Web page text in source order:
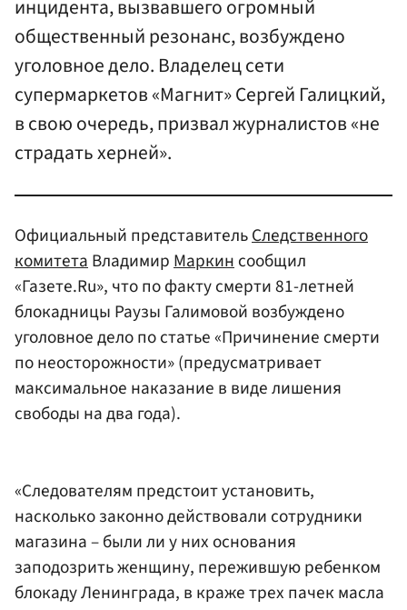
инцидента, вызвавшего огромный
общественный резонанс, возбуждено
уголовное дело. Владелец сети
супермаркетов «Магнит» Сергей Галицкий,
в свою очередь, призвал журналистов «не
страдать херней».
Официальный представительСледственного
комитетаВладимирМаркинсообщил
«Газете.Ru», что по факту смерти 81-летней
блокадницы Раузы Галимовой возбуждено
уголовное дело по статье «Причинение смерти
по неосторожности» (предусматривает
максимальное наказание в виде лишения
свободы на два года).
«Следователям предстоит установить,
насколько законно действовали сотрудники
магазина – были ли у них основания
заподозрить женщину, пережившую ребенком
блокаду Ленинграда, в краже трех пачек масла